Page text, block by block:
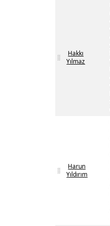
Hakkı
Yılmaz
Harun
Yıldırım